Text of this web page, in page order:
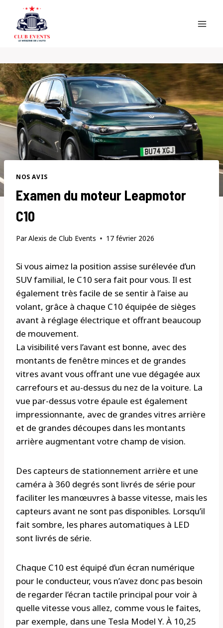
content
NOS AVIS
Examen du moteur Leapmotor
C10
ParAlexis de Club Events 17 février 2026
Si vous aimez la position assise surélevée d’un
SUV familial, le C10 sera fait pour vous. Il est
également très facile de se sentir à l’aise au
volant, grâce à chaque C10 équipée de sièges
avant à réglage électrique et offrant beaucoup
de mouvement.
La visibilité vers l’avant est bonne, avec des
montants de fenêtre minces et de grandes
vitres avant vous offrant une vue dégagée aux
carrefours et au-dessus du nez de la voiture. La
vue par-dessus votre épaule est également
impressionnante, avec de grandes vitres arrière
et de grandes découpes dans les montants
arrière augmentant votre champ de vision.
Des capteurs de stationnement arrière et une
caméra à 360 degrés sont livrés de série pour
faciliter les manœuvres à basse vitesse, mais les
capteurs avant ne sont pas disponibles. Lorsqu’il
fait sombre, les phares automatiques à LED
sont livrés de série.
Chaque C10 est équipé d’un écran numérique
pour le conducteur, vous n’avez donc pas besoin
de regarder l’écran tactile principal pour voir à
quelle vitesse vous allez, comme vous le faites,
par exemple, dans une Tesla Model Y. À 10,25